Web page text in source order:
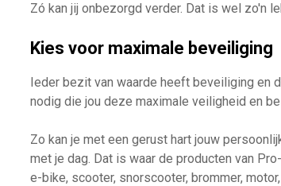
Zó kan jij onbezorgd verder. Dat is wel zo'n
Kies voor maximale beveiliging
Ieder bezit van waarde heeft beveiliging en
nodig die jou deze maximale veiligheid en
Zo kan je met een gerust hart jouw
met je dag. Dat is waar de producten van
e-bike, scooter, snorscooter, brommer,